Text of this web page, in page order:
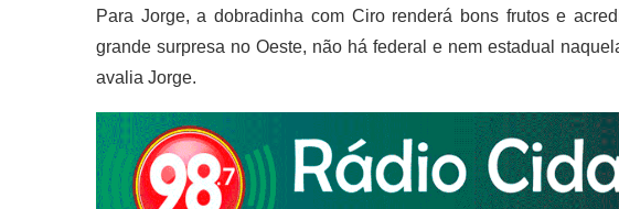
Para Jorge, a dobradinha com Ciro renderá bons frutos e
grande surpresa no Oeste, não há federal e nem estadual
avalia Jorge.